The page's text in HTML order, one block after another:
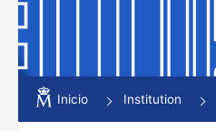
Show/Hide
Inicio Institution